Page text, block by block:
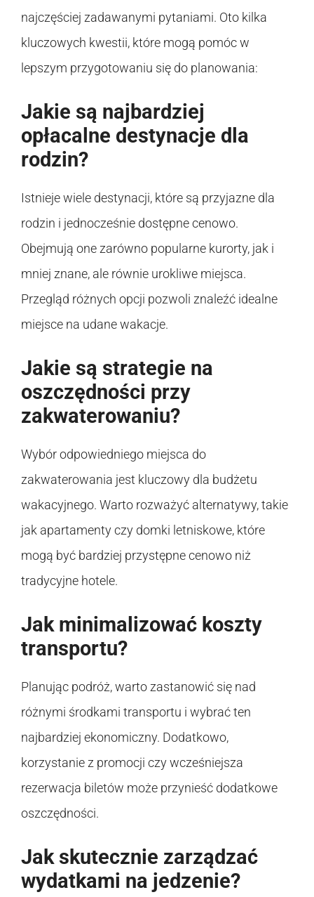
najczęściej zadawanymi pytaniami. Oto kilka
kluczowych kwestii, które mogą pomóc w
lepszym przygotowaniu się do planowania:
Jakie są najbardziej
opłacalne destynacje dla
rodzin?
Istnieje wiele destynacji, które są przyjazne dla
rodzin i jednocześnie dostępne cenowo.
Obejmują one zarówno popularne kurorty, jak i
mniej znane, ale równie urokliwe miejsca.
Przegląd różnych opcji pozwoli znaleźć idealne
miejsce na udane wakacje.
Jakie są strategie na
oszczędności przy
zakwaterowaniu?
Wybór odpowiedniego miejsca do
zakwaterowania jest kluczowy dla budżetu
wakacyjnego. Warto rozważyć alternatywy, takie
jak apartamenty czy domki letniskowe, które
mogą być bardziej przystępne cenowo niż
tradycyjne hotele.
Jak minimalizować koszty
transportu?
Planując podróż, warto zastanowić się nad
różnymi środkami transportu i wybrać ten
najbardziej ekonomiczny. Dodatkowo,
korzystanie z promocji czy wcześniejsza
rezerwacja biletów może przynieść dodatkowe
oszczędności.
Jak skutecznie zarządzać
wydatkami na jedzenie?